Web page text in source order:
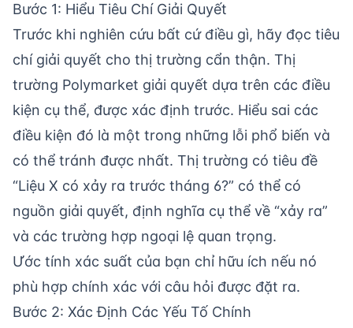
Bước 1: Hiểu Tiêu Chí Giải Quyết
Trước khi nghiên cứu bất cứ điều gì, hãy đọc tiêu
chí giải quyết cho thị trường cẩn thận. Thị
trường Polymarket giải quyết dựa trên các điều
kiện cụ thể, được xác định trước. Hiểu sai các
điều kiện đó là một trong những lỗi phổ biến và
có thể tránh được nhất. Thị trường có tiêu đề
“Liệu X có xảy ra trước tháng 6?” có thể có
nguồn giải quyết, định nghĩa cụ thể về “xảy ra”
và các trường hợp ngoại lệ quan trọng.
Ước tính xác suất của bạn chỉ hữu ích nếu nó
phù hợp chính xác với câu hỏi được đặt ra.
Bước 2: Xác Định Các Yếu Tố Chính